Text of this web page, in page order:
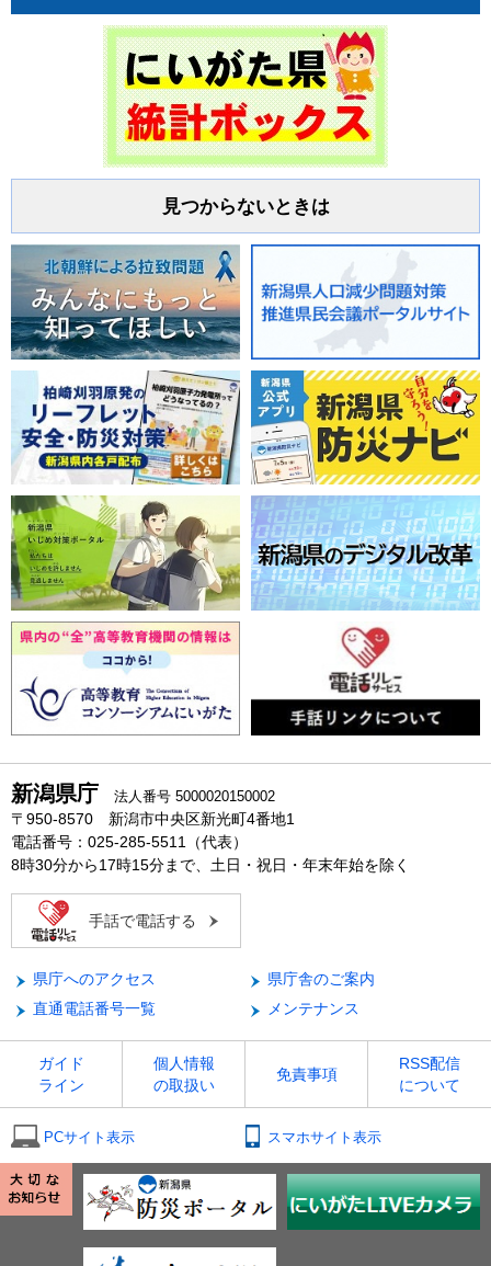
見つからないときは
新潟県庁 法人番号 5000020150002
〒950-8570 新潟市中央区新光町4番地1
電話番号：025-285-5511（代表）
8時30分から17時15分まで、土日・祝日・年末年始を除く
手話で電話する
県庁へのアクセス
県庁舎のご案内
直通電話番号一覧
メンテナンス
ガイド
ライン
個人情報
の取扱い
免責事項
RSS配信
について
PCサイト表示 スマホサイト表示